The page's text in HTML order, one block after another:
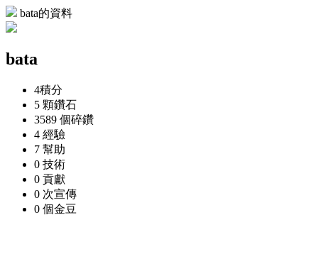
bata的資料
bata
4積分
5 顆鑽石
3589 個碎鑽
4 經驗
7 幫助
0 技術
0 貢獻
0 次宣傳
0 個金豆